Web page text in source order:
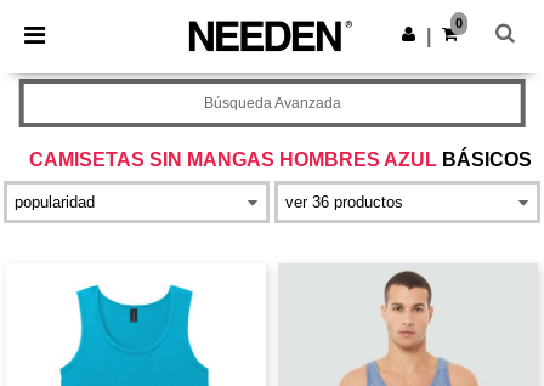
× App de Needen
¡Mejores precios en app!
Descargar app
0
CAMISETAS SIN MANGAS HOMBRES AZUL BÁSICOS
Búsqueda Avanzada